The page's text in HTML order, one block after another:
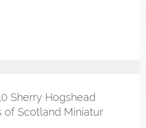
Sherry Hogshead
of Scotland Miniatur